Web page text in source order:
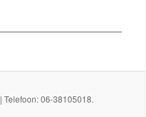
| Telefoon: 06-38105018.